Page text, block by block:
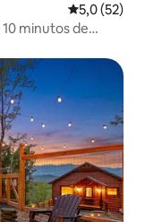
Calificación
5,0 (52)
minutos de